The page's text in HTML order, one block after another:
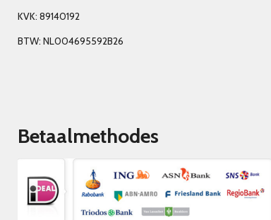
KVK: 89140192
BTW: NL004695592B26
Betaalmethodes